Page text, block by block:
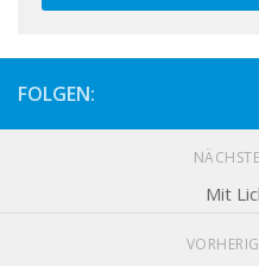
FOLGEN:
Mit